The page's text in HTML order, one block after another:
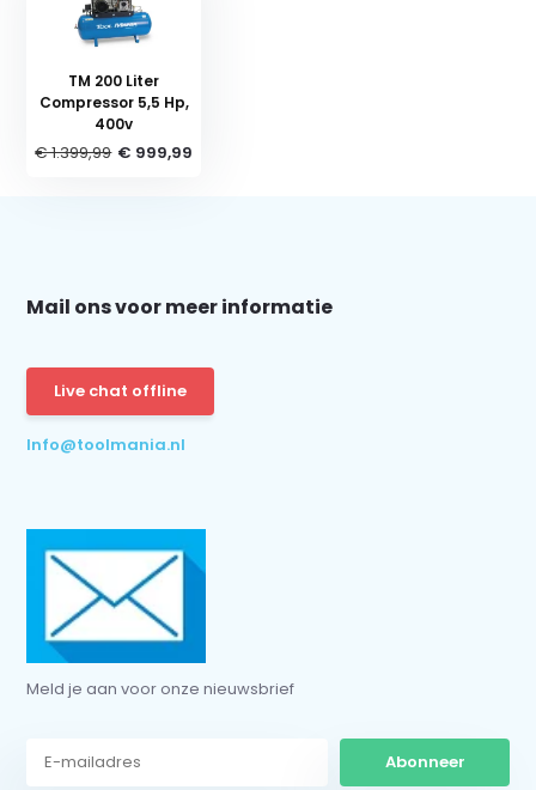
TM 200 Liter
Compressor 5,5 Hp,
400v
€ 1.399,99 € 999,99
Mail ons voor meer informatie
Live chat offline
Info@toolmania.nl
Meld je aan voor onze nieuwsbrief
Abonneer
* Lees hier de wettelijke beperkingen